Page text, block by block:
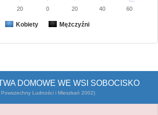
Kobiety Mężczyźni
20 0 20 40 60
DOMOWE WE WSI SOBOCISKO
Powszechny Ludności i Mieszkań 2002)